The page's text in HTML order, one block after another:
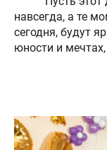
навсегда, а те
сегодня, будут
юности и